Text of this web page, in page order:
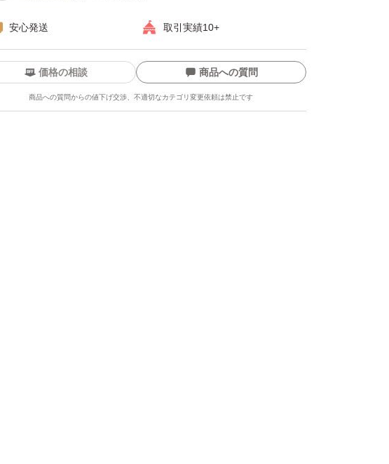
安心発送 取引実績10+
与しています
なユーザーです
価格の相談 商品への質問
商品への質問からの値下げ交渉、不適切なカテゴリ変更依頼は禁止です